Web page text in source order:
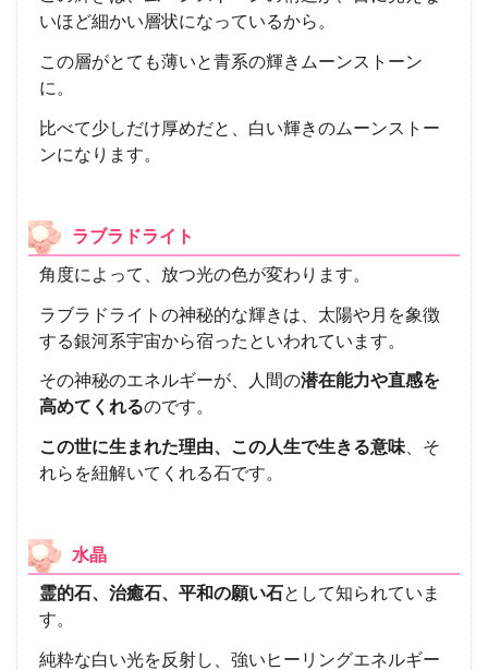
いほど細かい層状になっているから。
この層がとても薄いと青系の輝きムーンストーン
に。
比べて少しだけ厚めだと、白い輝きのムーンストー
ンになります。
ラブラドライト
角度によって、放つ光の色が変わります。
ラブラドライトの神秘的な輝きは、太陽や月を象徴
する銀河系宇宙から宿ったといわれています。
その神秘のエネルギーが、人間の潜在能力や直感を
高めてくれるのです。
この世に生まれた理由、この人生で生きる意味 、そ
れらを紐解いてくれる石です。
水晶
霊的石、治癒石、平和の願い石として知られていま
す。
純粋な白い光を反射し、強いヒーリングエネルギー